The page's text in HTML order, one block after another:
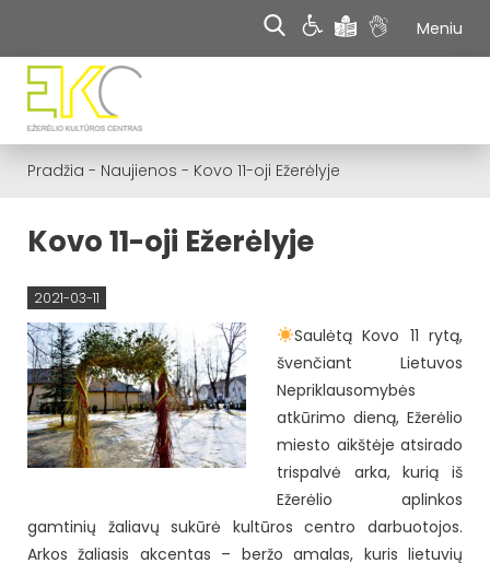
Meniu
Pradžia - Naujienos - Kovo 11-oji Ežerėlyje
Kovo 11-oji Ežerėlyje
2021-03-11
Saulėtą Kovo 11 rytą,
švenčiant Lietuvos
Nepriklausomybės
atkūrimo dieną, Ežerėlio
miesto aikštėje atsirado
trispalvė arka, kurią iš
Ežerėlio aplinkos
gamtinių žaliavų sukūrė kultūros centro darbuotojos.
Arkos žaliasis akcentas – beržo amalas, kuris lietuvių